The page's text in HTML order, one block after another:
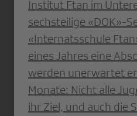
Institut Ftan im
sechsteilige «DOK»-
«Internatsschule
eines Jahres eine
werden unerwartet
Monate: Nicht alle
ihr Ziel, und auch die